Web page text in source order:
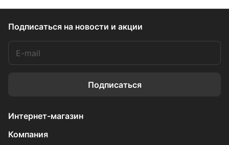
Подписаться на новости и акции
Подписаться
Интернет-магазин
Компания